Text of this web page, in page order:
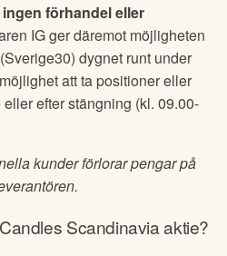
förhandel eller
IG ger däremot möjligheten
dygnet runt under
att ta positioner eller
efter stängning (kl. 09.00-
kunder förlorar pengar på
Candles Scandinaviaaktie?